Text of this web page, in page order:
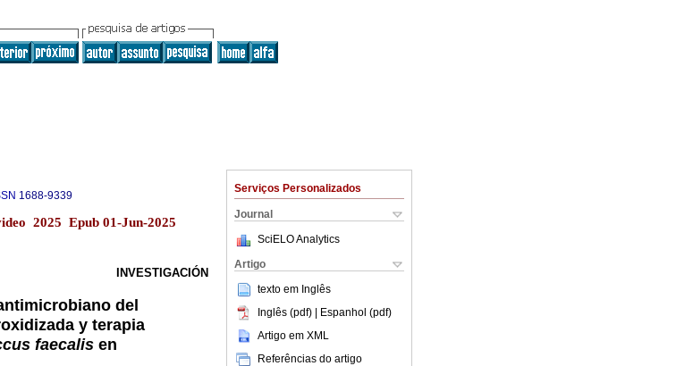
Serviços Personalizados
Journal
SciELO Analytics
Artigo
texto em Inglês
Inglês (pdf) | Espanhol (pdf)
Artigo em XML
Referências do artigo
1688-9339
2025 Epub 01-Jun-2025
INVESTIGACIÓN
del
y terapia
faecalis en